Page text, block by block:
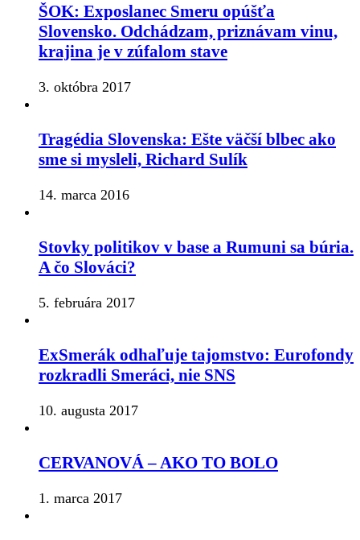
ŠOK: Exposlanec Smeru opúšťa
Slovensko. Odchádzam, priznávam vinu,
krajina je v zúfalom stave
3. októbra 2017
Tragédia Slovenska: Ešte väčší blbec ako
sme si mysleli, Richard Sulík
14. marca 2016
Stovky politikov v base a Rumuni sa búria.
A čo Slováci?
5. februára 2017
ExSmerák odhaľuje tajomstvo: Eurofondy
rozkradli Smeráci, nie SNS
10. augusta 2017
CERVANOVÁ – AKO TO BOLO
1. marca 2017